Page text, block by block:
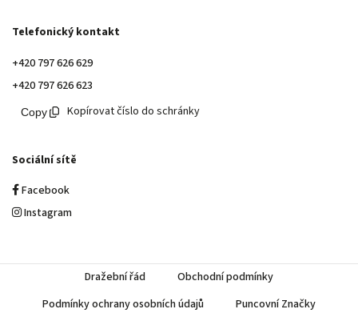
Telefonický kontakt
+420 797 626 629
+420 797 626 623
Kopírovat číslo do schránky
Sociální sítě
Facebook
Instagram
Dražební řád
Obchodní podmínky
Podmínky ochrany osobních údajů
Puncovní Značky